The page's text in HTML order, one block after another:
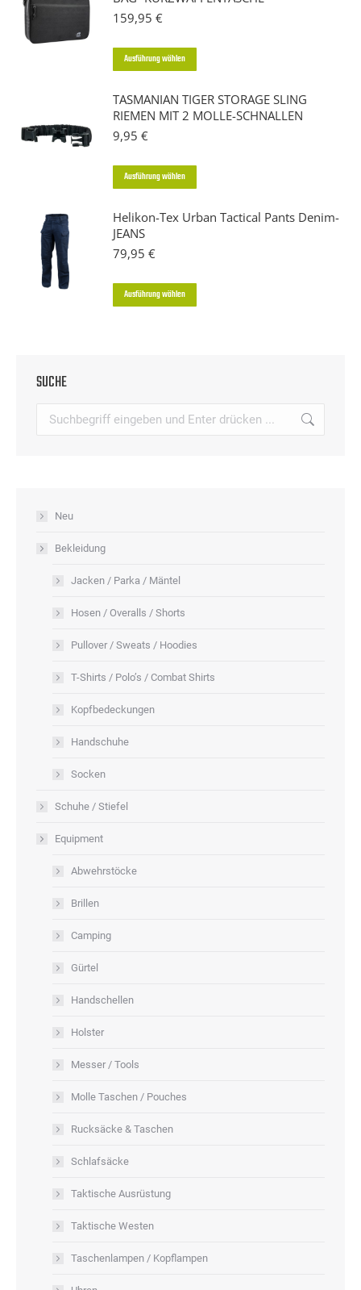
159,95 €
Ausführung wählen
weist
mehrere
auf.
Die
Optionen
der
Produktseite
TASMANIAN TIGER STORAGE SLING
RIEMEN MIT 2 MOLLE-SCHNALLEN
9,95 €
Ausführung wählen
weist
auf.
Die
Produktseite
Helikon-Tex Urban Tactical Pants Denim-
JEANS
79,95 €
Ausführung wählen
Die
SUCHE
Neu
Bekleidung
Jacken / Parka / Mäntel
Hosen / Overalls / Shorts
Pullover / Sweats / Hoodies
T-Shirts / Polo’s / Combat Shirts
Kopfbedeckungen
Handschuhe
Socken
Schuhe / Stiefel
Equipment
Abwehrstöcke
Brillen
Camping
Gürtel
Handschellen
Holster
Messer / Tools
Molle Taschen / Pouches
Rucksäcke & Taschen
Schlafsäcke
Taktische Ausrüstung
Taktische Westen
Taschenlampen / Kopflampen